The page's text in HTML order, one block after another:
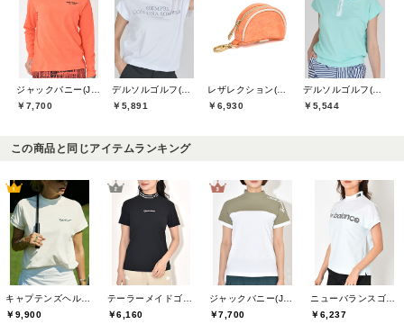
￥7,700
￥5,891
￥6,930
￥5,544
この商品と同じアイテムランキング
￥9,900
￥6,160
￥7,700
￥6,237